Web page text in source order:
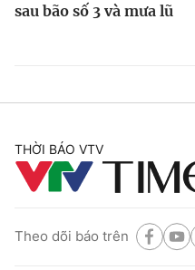
sau bão số 3 và mưa lũ
THỜI BÁO VTV
Theo dõi báo trên